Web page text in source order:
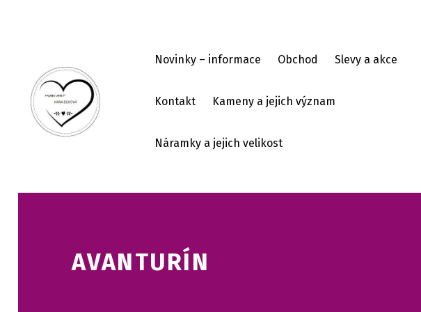
HOBI ART
Novinky – informace Obchod Slevy a akce
Kontakt Kameny a jejich význam
Náramky a jejich velikost
AVANTURÍN